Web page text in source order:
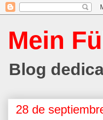
Mein
Blog
28 de